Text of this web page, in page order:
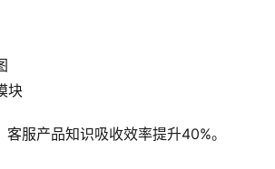
块
服产品知识吸收效率提升40%。